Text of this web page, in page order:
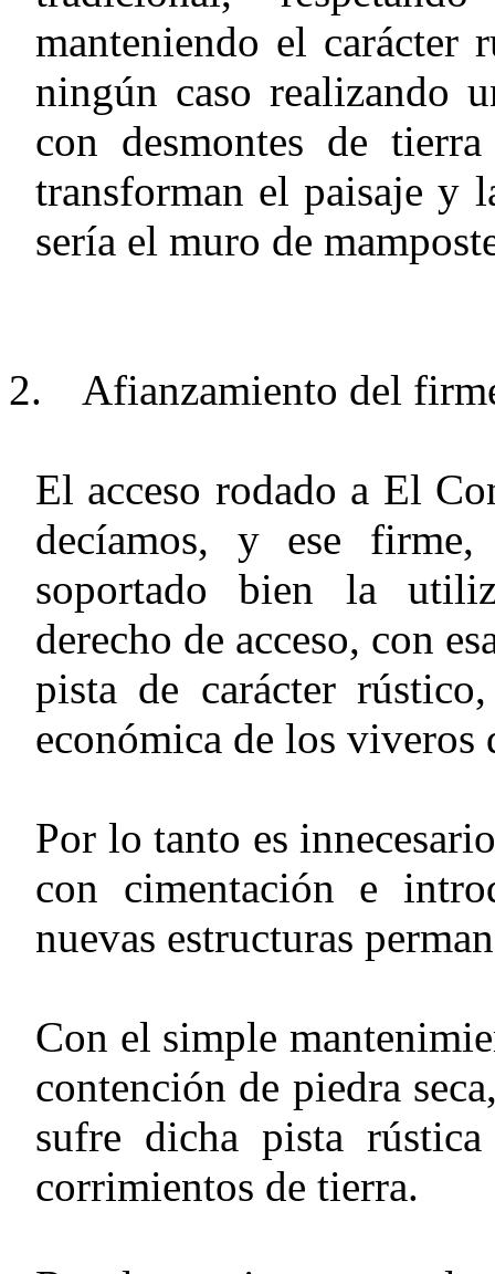
manteniendo el carácter
ningún caso realizando
con desmontes de
transforman el paisaje y
sería el muro de
2. Afianzamiento del
El acceso rodado a El
decíamos, y ese firme,
soportado bien la
derecho de acceso, con
pista de carácter
económica de los
Por lo tanto es
con cimentación e
nuevas estructuras
Con el simple
contención de piedra
sufre dicha pista
corrimientos de tierra.